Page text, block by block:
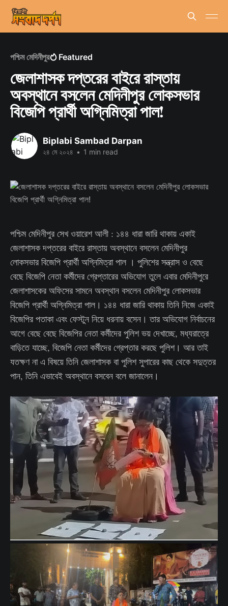
পশ্চিম মেদিনীপুর Featured
জেলাশাসক দপ্তরের বাইরে রাস্তায়
অবস্থানে বসলেন মেদিনীপুর লোকসভার
বিজেপি প্রার্থী অগ্নিমিত্রা পাল!
Biplabi Sambad Darpan
২৪ মে ২০২৪ • 1 min read
পশ্চিম মেদিনীপুর সেখ ওয়ারেশ আলী : ১৪৪ ধারা জারি থাকায় একাই
জেলাশাসক দপ্তরের বাইরে রাস্তায় অবস্থানে বসলেন মেদিনীপুর
লোকসভার বিজেপি প্রার্থী অগ্নিমিত্রা পাল । পুলিশের সন্ত্রাস ও বেছে
বেছে বিজেপি নেতা কর্মীদের গ্রেপ্তারের অভিযোগ তুলে এবার মেদিনীপুরে
জেলাশাসকের অফিসের সামনে অবস্থান বসলেন মেদিনীপুর লোকসভার
বিজেপি প্রার্থী অগ্নিমিত্রা পাল। ১৪৪ ধারা জারি থাকায় তিনি নিজে একাই
বিজেপির পতাকা এবং ফেস্টুন নিয়ে ধরনায় বসেন। তার অভিযোগ নির্বাচনের
আগে বেছে বেছে বিজেপির নেতা কর্মীদের পুলিশ ভয় দেখাচ্ছে, মধ্যরাত্রে
বাড়িতে যাচ্ছে, বিজেপি নেতা কর্মীদের গ্রেপ্তার করছে পুলিশ। আর তাই
যতক্ষণ না এ বিষয়ে তিনি জেলাশাসক বা পুলিশ সুপারের কাছ থেকে সদুত্তর
পান, তিনি এভাবেই অবস্থানে বসবেন বলে জানালেন।